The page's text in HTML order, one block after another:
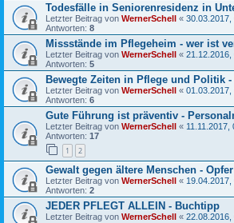
Todesfälle in Seniorenresidenz in
Letzter Beitrag von WernerSchell « 30.03.2017,
Antworten: 8
Missstände im Pflegeheim - wer ist
Letzter Beitrag von WernerSchell « 21.12.2016,
Antworten: 5
Bewegte Zeiten in Pflege und Politik -
Letzter Beitrag von WernerSchell « 01.03.2017,
Antworten: 6
Gute Führung ist präventiv -
Letzter Beitrag von WernerSchell « 11.11.2017,
Antworten: 17
1 2
Gewalt gegen ältere Menschen -
Letzter Beitrag von WernerSchell « 19.04.2017,
Antworten: 2
JEDER PFLEGT ALLEIN - Buchtipp
Letzter Beitrag von WernerSchell « 22.08.2016,